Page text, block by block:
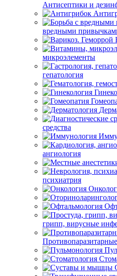
Антисептики и
вредными
микроэлементы
гепатология
средства
ангиология
психиатрия
грипп, вирусные